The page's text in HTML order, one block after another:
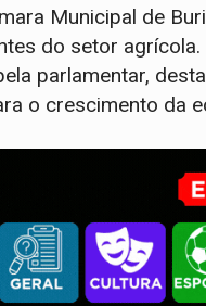
Municipal de
do setor
parlamentar,
o crescimento da